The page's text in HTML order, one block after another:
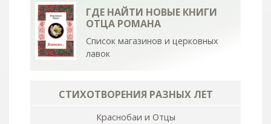
ГДЕ НАЙТИ НОВЫЕ КНИГИ
ОТЦА РОМАНА
Список магазинов и церковных
лавок
СТИХОТВОРЕНИЯ РАЗНЫХ ЛЕТ
Краснобаи и Отцы